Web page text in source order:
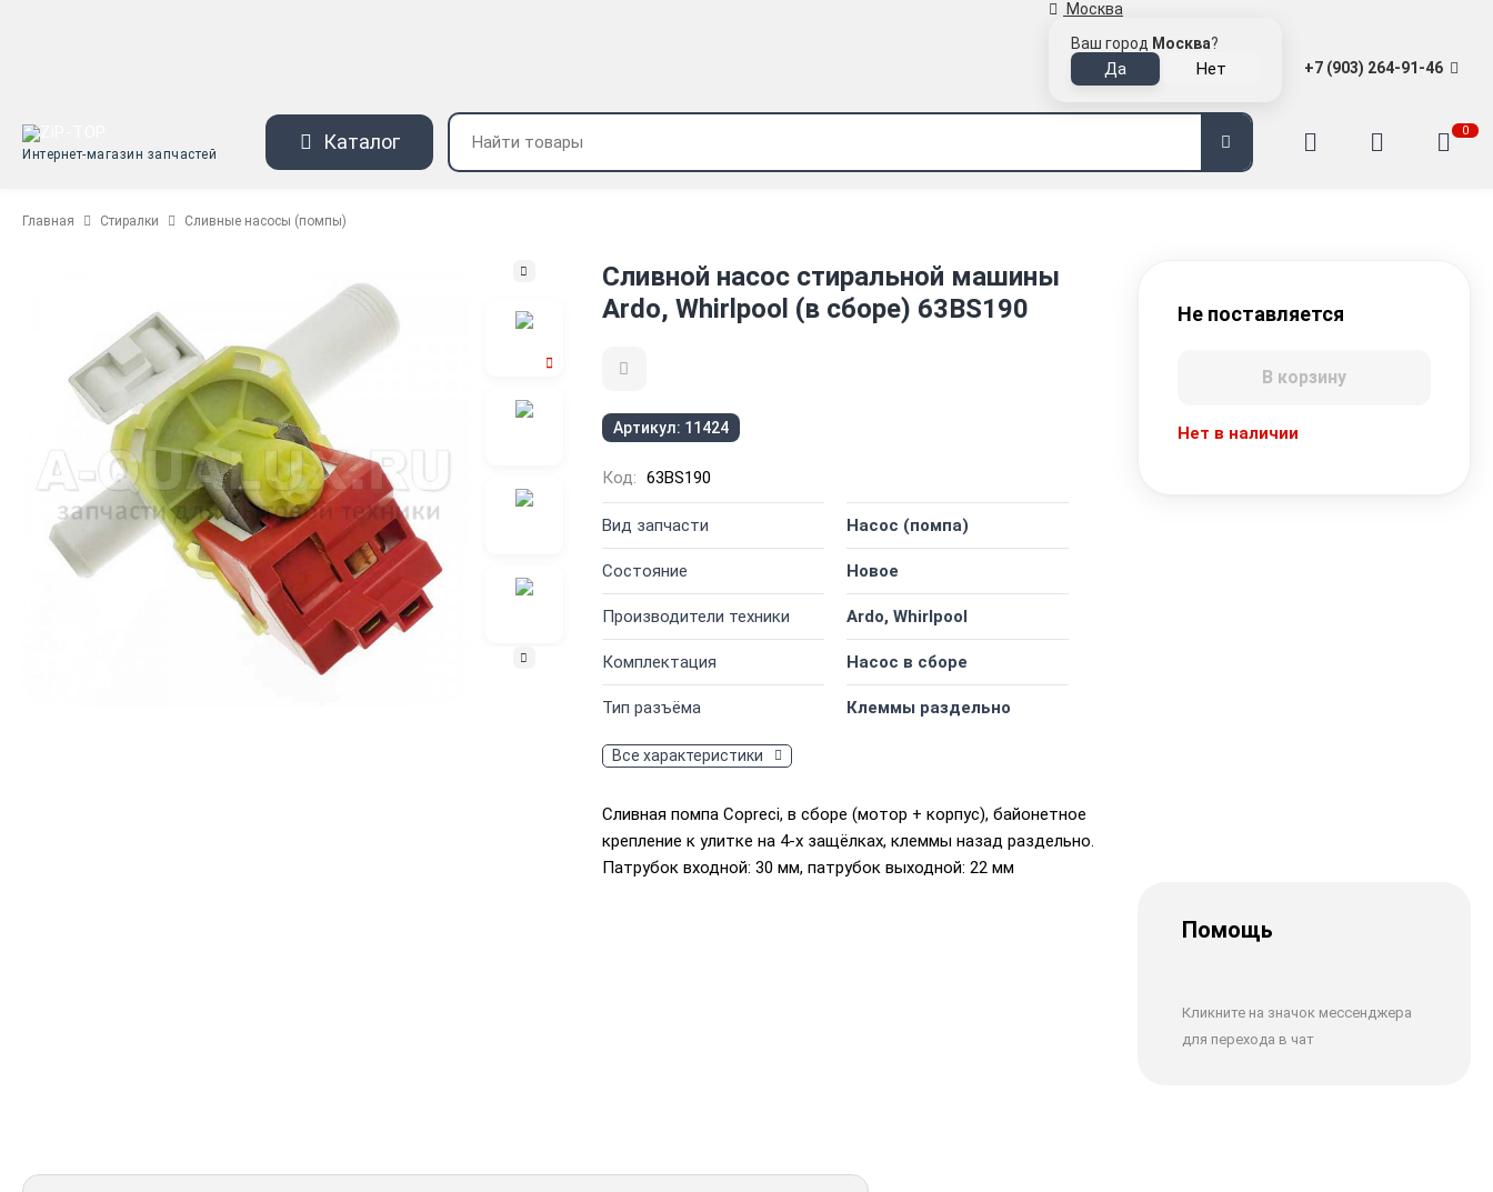
Москва
Ваш город Москва?
+7 (903) 264-91-46
Интернет-магазин запчастей
Каталог 0
Главная Стиралки Сливные насосы (помпы)
Сливной насос стиральной машины
Ardo, Whirlpool (в сборе) 63BS190
Артикул: 11424
Код: 63BS190
Вид запчасти Насос (помпа)
Состояние Новое
Производители техники Ardo, Whirlpool
Комплектация Насос в сборе
Тип разъёма Клеммы раздельно
Все характеристики
Сливная помпа Copreci, в сборе (мотор + корпус), байонетное
крепление к улитке на 4-х защёлках, клеммы назад раздельно.
Патрубок входной: 30 мм, патрубок выходной: 22 мм
Не поставляется
В корзину
Нет в наличии
Помощь
Кликните на значок мессенджера
для перехода в чат